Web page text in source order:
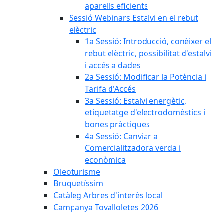
aparells eficients
Sessió Webinars Estalvi en el rebut
elèctric
1a Sessió: Introducció, conèixer el
rebut elèctric, possibilitat d'estalvi
i accés a dades
2a Sessió: Modificar la Potència i
Tarifa d'Accés
3a Sessió: Estalvi energètic,
etiquetatge d'electrodomèstics i
bones pràctiques
4a Sessió: Canviar a
Comercialitzadora verda i
econòmica
Oleoturisme
Bruquetíssim
Catàleg Arbres d'interès local
Campanya Tovalloletes 2026